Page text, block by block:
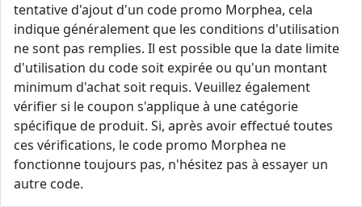
tentative d'ajout d'un code promo Morphea, cela
indique généralement que les conditions d'utilisation
ne sont pas remplies. Il est possible que la date limite
d'utilisation du code soit expirée ou qu'un montant
minimum d'achat soit requis. Veuillez également
vérifier si le coupon s'applique à une catégorie
spécifique de produit. Si, après avoir effectué toutes
ces vérifications, le code promo Morphea ne
fonctionne toujours pas, n'hésitez pas à essayer un
autre code.